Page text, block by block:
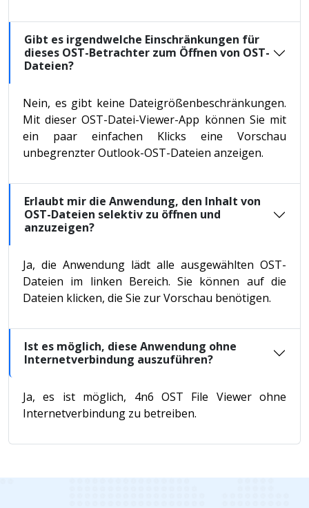
Gibt es irgendwelche Einschränkungen für
dieses OST-Betrachter zum Öffnen von OST-
Dateien?
Nein, es gibt keine Dateigrößenbeschränkungen.
Mit dieser OST-Datei-Viewer-App können Sie mit
ein paar einfachen Klicks eine Vorschau
unbegrenzter Outlook-OST-Dateien anzeigen.
Erlaubt mir die Anwendung, den Inhalt von
OST-Dateien selektiv zu öffnen und
anzuzeigen?
Ja, die Anwendung lädt alle ausgewählten OST-
Dateien im linken Bereich. Sie können auf die
Dateien klicken, die Sie zur Vorschau benötigen.
Ist es möglich, diese Anwendung ohne
Internetverbindung auszuführen?
Ja, es ist möglich, 4n6 OST File Viewer ohne
Internetverbindung zu betreiben.